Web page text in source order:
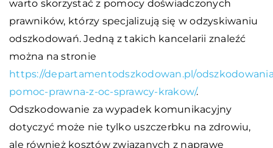
warto skorzystać z pomocy doświadczonych
prawników, którzy specjalizują się w odzyskiwaniu
odszkodowań. Jedną z takich kancelarii znaleźć
można na stronie
https://departamentodszkodowan.pl/
pomoc-prawna-z-oc-sprawcy-krakow/.
Odszkodowanie za wypadek komunikacyjny
dotyczyć może nie tylko uszczerbku na zdrowiu,
ale również kosztów związanych z naprawę